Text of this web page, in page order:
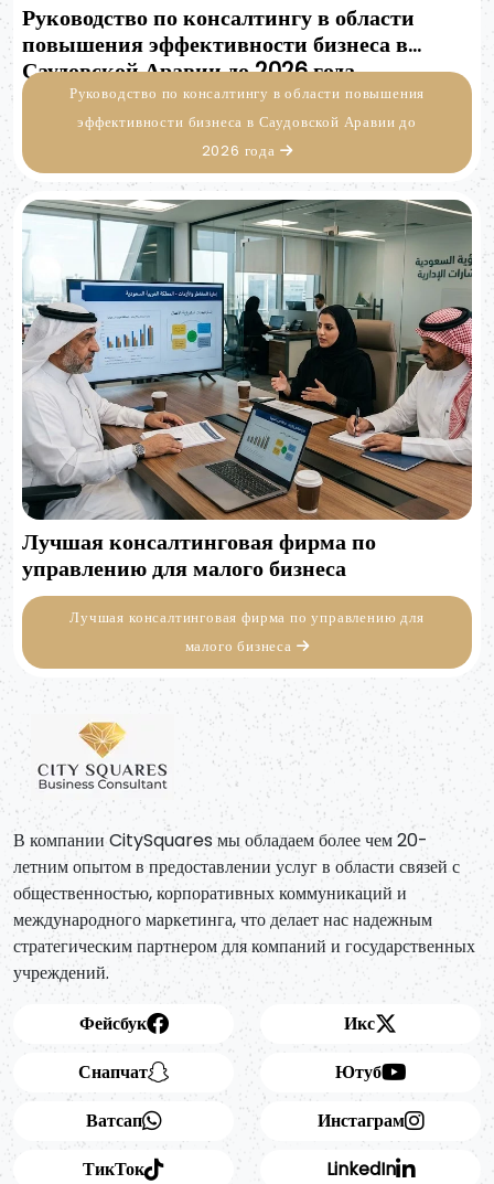
Руководство по консалтингу в области
повышения эффективности бизнеса в
Саудовской Аравии до 2026 года
Руководство по консалтингу в области повышения
эффективности бизнеса в Саудовской Аравии до
2026 года
Лучшая консалтинговая фирма по
управлению для малого бизнеса
Лучшая консалтинговая фирма по управлению для
малого бизнеса
В компании CitySquares мы обладаем более чем 20-
летним опытом в предоставлении услуг в области связей с
общественностью, корпоративных коммуникаций и
международного маркетинга, что делает нас надежным
стратегическим партнером для компаний и государственных
учреждений.
Фейсбук
Снапчат
Ватсап
Икс
Ютуб
Инстаграм
ТикТок
LinkedIn